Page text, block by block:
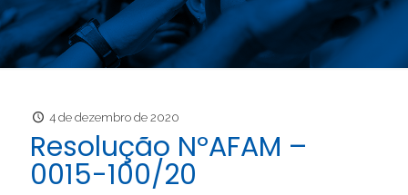
4 de dezembro de 2020
Resolução NºAFAM –
0015-100/20